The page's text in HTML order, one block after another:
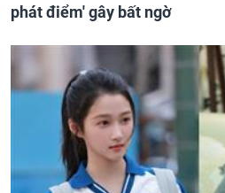
phát điểm' gây bất ngờ